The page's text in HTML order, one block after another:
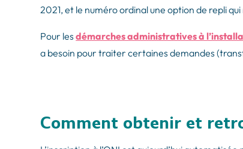
2021, et le numéro ordinal une option de repli
Pour lesdémarches administratives à
a besoin pour traiter certaines demandes
Comment obtenir et